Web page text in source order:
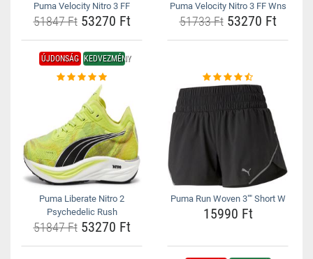
Puma Velocity Nitro 3 FF
51847 Ft53270 Ft
Puma Velocity Nitro 3 FF Wns
51733 Ft53270 Ft
ÚJDONSÁG KEDVEZMÉNY
Puma Liberate Nitro 2
Psychedelic Rush
51847 Ft53270 Ft
Puma Run Woven 3"" Short W
15990 Ft